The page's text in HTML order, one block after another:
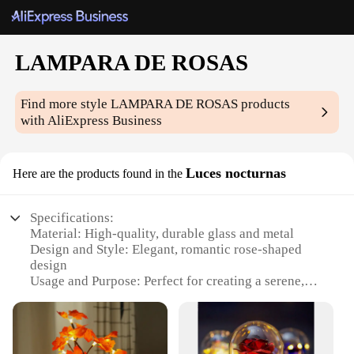
LAMPARA DE ROSAS
Find more styleLAMPARA DE ROSAS products
with AliExpress Business
Here are the products found in the Luces nocturnas
Specifications:
Material: High-quality, durable glass and metal
Design and Style: Elegant, romantic rose-shaped
design
Usage and Purpose: Perfect for creating a serene,
Performance and Property: Energy-efficient LED
lighting
Shape or Size or Weight or Quantity: Compact,